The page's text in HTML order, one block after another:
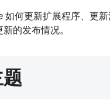
如何更新扩展程序、更
的发布情况。